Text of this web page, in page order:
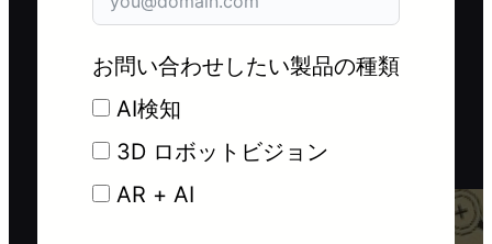
お問い合わせしたい製品の種類
AI検知
3D ロボットビジョン
AR + AI